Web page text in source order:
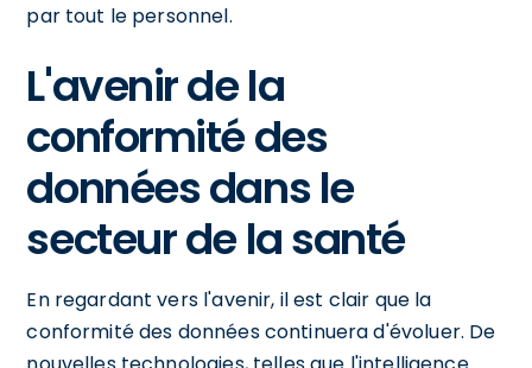
par tout le personnel.
L'avenir de la
conformité des
données dans le
secteur de la santé
En regardant vers l'avenir, il est clair que la
conformité des données continuera d'évoluer. De